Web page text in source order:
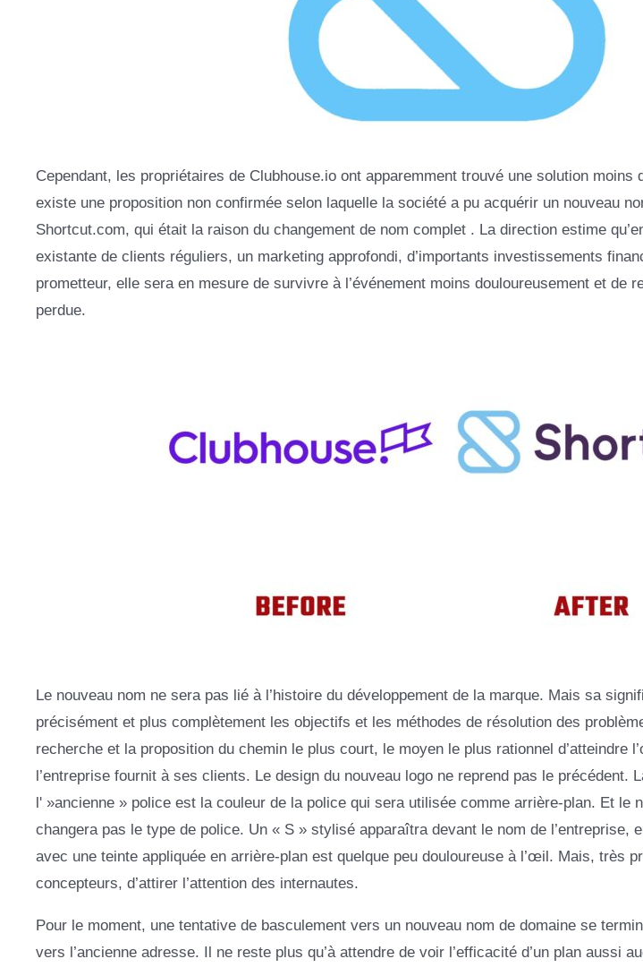
Cependant, les propriétaires de Clubhouse.io ont apparemment trouvé une solution moins
existe une proposition non confirmée selon laquelle la société a pu acquérir un nouveau
Shortcut.com, qui était la raison du changement de nom complet . La direction estime
existante de clients réguliers, un marketing approfondi, d’importants investissements
prometteur, elle sera en mesure de survivre à l’événement moins douloureusement et de
perdue.
Le nouveau nom ne sera pas lié à l’histoire du développement de la marque. Mais sa
précisément et plus complètement les objectifs et les méthodes de résolution des
recherche et la proposition du chemin le plus court, le moyen le plus rationnel d’atteindre
l’entreprise fournit à ses clients. Le design du nouveau logo ne reprend pas le précédent.
l' »ancienne » police est la couleur de la police qui sera utilisée comme arrière-plan. Et le
changera pas le type de police. Un « S » stylisé apparaîtra devant le nom de l’entreprise,
avec une teinte appliquée en arrière-plan est quelque peu douloureuse à l’œil. Mais, très
concepteurs, d’attirer l’attention des internautes.
Pour le moment, une tentative de basculement vers un nouveau nom de domaine se
vers l’ancienne adresse. Il ne reste plus qu’à attendre de voir l’efficacité d’un plan aussi